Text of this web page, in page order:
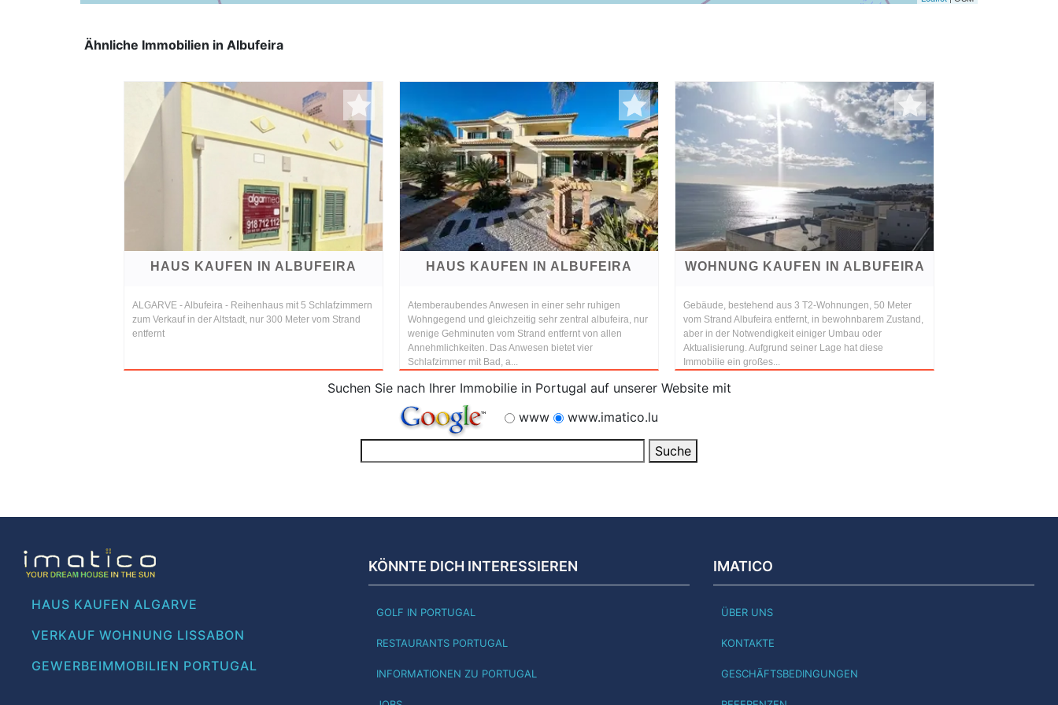
Ähnliche Immobilien in Albufeira
HAUS KAUFEN IN ALBUFEIRA
ALGARVE - Albufeira - Reihenhaus mit 5 Schlafzimmern
zum Verkauf in der Altstadt, nur 300 Meter vom Strand
entfernt
HAUS KAUFEN IN ALBUFEIRA
Atemberaubendes Anwesen in einer sehr ruhigen
Wohngegend und gleichzeitig sehr zentral albufeira, nur
wenige Gehminuten vom Strand entfernt von allen
Annehmlichkeiten. Das Anwesen bietet vier
Schlafzimmer mit Bad, a...
WOHNUNG KAUFEN IN ALBUFEIRA
Gebäude, bestehend aus 3 T2-Wohnungen, 50 Meter
vom Strand Albufeira entfernt, in bewohnbarem Zustand,
aber in der Notwendigkeit einiger Umbau oder
Aktualisierung. Aufgrund seiner Lage hat diese
Immobilie ein großes...
Suchen Sie nach Ihrer Immobilie in Portugal auf unserer Website mit
www
www.imatico.lu
HAUS KAUFEN ALGARVE
VERKAUF WOHNUNG LISSABON
GEWERBEIMMOBILIEN PORTUGAL
KÖNNTE DICH INTERESSIEREN
GOLF IN PORTUGAL
RESTAURANTS PORTUGAL
INFORMATIONEN ZU PORTUGAL
IMATICO
ÜBER UNS
KONTAKTE
GESCHÄFTSBEDINGUNGEN